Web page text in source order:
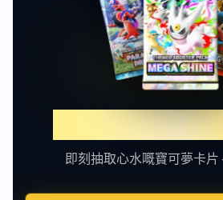
體驗TCGP網上
即刻抽取心水嘅寶可夢卡片